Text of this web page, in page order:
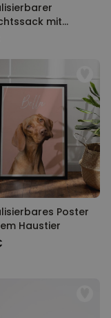
mit
Poster
Haustier